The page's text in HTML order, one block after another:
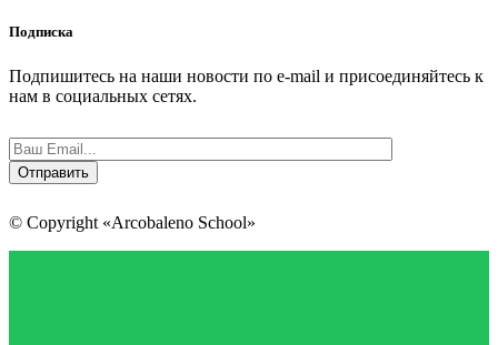
Подписка
Подпишитесь на наши новости по e-mail и присоединяйтесь к
нам в социальных сетях.
© Copyright «Arcobaleno School»